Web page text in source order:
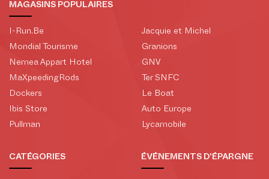
MAGASINS POPULAIRES
I-Run.Be
Mondial Tourisme
Nemea Appart Hotel
MaXpeedingRods
Dockers
Ibis Store
Pullman
Jacquie et Michel
Granions
GNV
Ter SNFC
Le Boat
Auto Europe
Lycamobile
CATÉGORIES ÉVÉNEMENTS D'ÉPARGNE